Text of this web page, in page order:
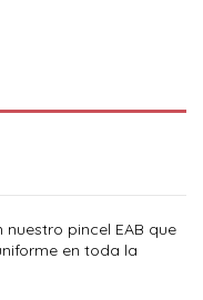
pincel EAB que
en toda la